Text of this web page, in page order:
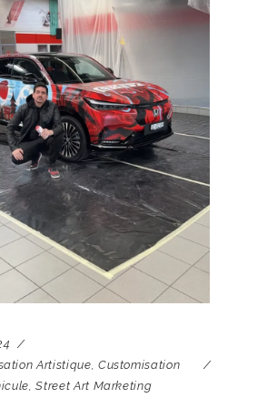
Artistique Customisation
,Street Art Marketing